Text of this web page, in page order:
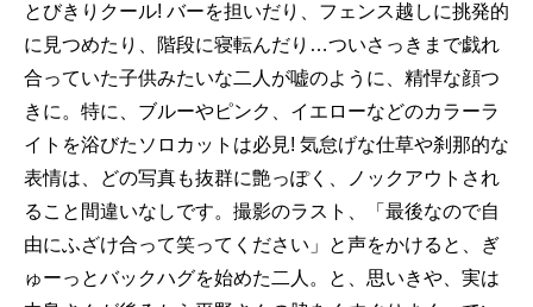
とびきりクール! バーを担いだり、フェンス越しに挑発的
に見つめたり、階段に寝転んだり…ついさっきまで戯れ
合っていた子供みたいな二人が嘘のように、精悍な顔つ
きに。特に、ブルーやピンク、イエローなどのカラーラ
イトを浴びたソロカットは必見! 気怠げな仕草や刹那的な
表情は、どの写真も抜群に艶っぽく、ノックアウトされ
ること間違いなしです。撮影のラスト、「最後なので自
由にふざけ合って笑ってください」と声をかけると、ぎ
ゅーっとバックハグを始めた二人。と、思いきや、実は